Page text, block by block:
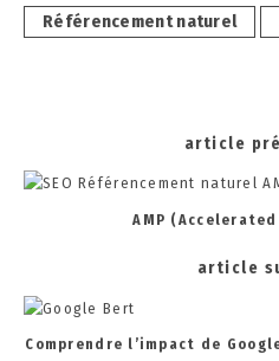
Référencement naturel
navigation
article
AMP
article
Comprendre l’impact de